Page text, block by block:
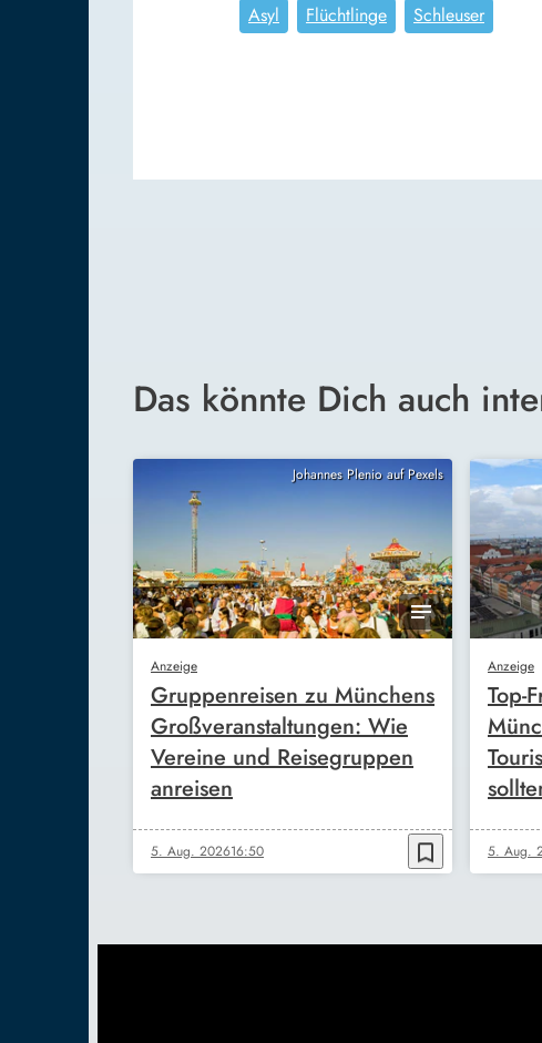
Asyl Flüchtlinge Schleuser
Das könnte Dich auch
Johannes Plenio auf Pexels
Anzeige
Gruppenreisen zu Münchens
Großveranstaltungen: Wie
Vereine und Reisegruppen
anreisen
5. Aug. 202616:50 bookmark_border
Anzeige
Top-
5. Aug.